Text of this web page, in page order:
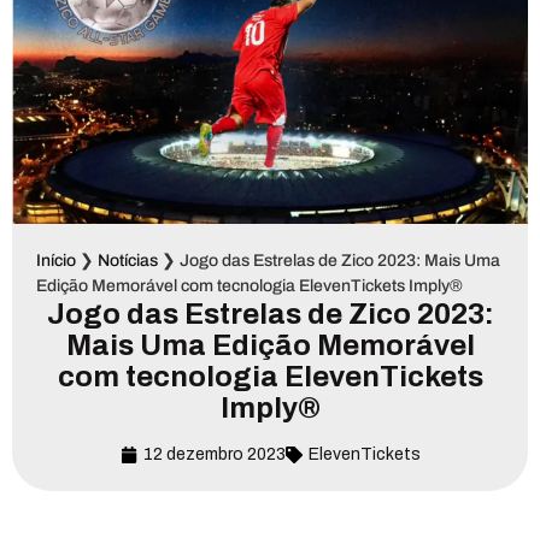
Início ❯ Notícias ❯ Jogo das Estrelas de Zico 2023: Mais Uma
Edição Memorável com tecnologia ElevenTickets Imply®
Jogo das Estrelas de Zico 2023:
Mais Uma Edição Memorável
com tecnologia ElevenTickets
Imply®
12 dezembro 2023 ElevenTickets